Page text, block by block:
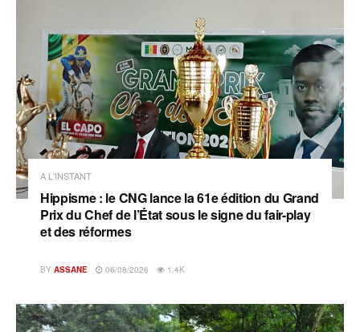
A L'INSTANT
Hippisme : le CNG lance la 61e édition du Grand
Prix du Chef de l’État sous le signe du fair-play
et des réformes
BY ASSANE 06/08/2026 1.4K